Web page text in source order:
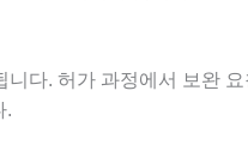
다. 허가 과정에서 보완 요
.